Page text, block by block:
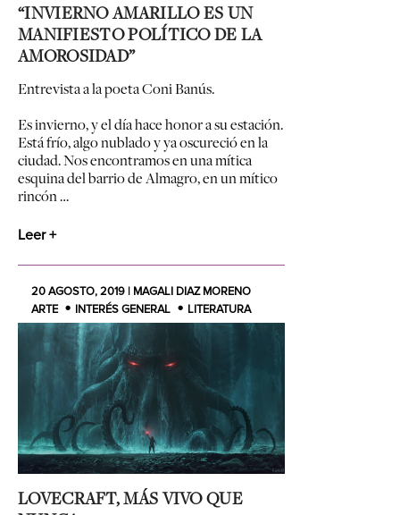
“INVIERNO AMARILLO ES UN
MANIFIESTO POLÍTICO DE LA
AMOROSIDAD”
Entrevista a la poeta Coni Banús.
Es invierno, y el día hace honor a su estación.
Está frío, algo nublado y ya oscureció en la
ciudad. Nos encontramos en una mítica
esquina del barrio de Almagro, en un mítico
rincón …
Leer +
20 AGOSTO, 2019 | MAGALI DIAZ MORENO
ARTE
INTERÉS GENERAL LITERATURA
LOVECRAFT, MÁS VIVO QUE